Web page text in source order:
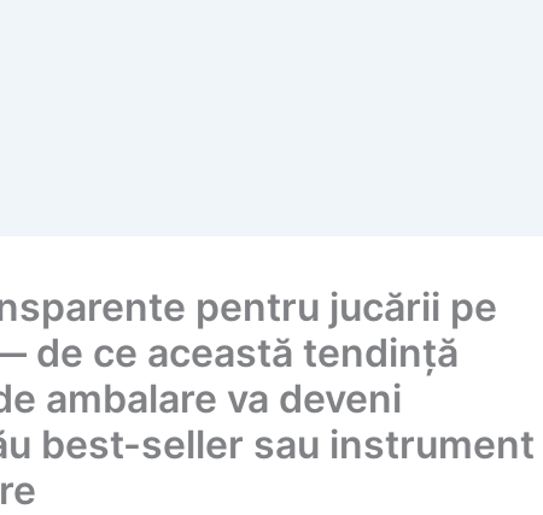
pentru jucării pe
de ce această tendință
ambalare va deveni
best-seller sau instrument